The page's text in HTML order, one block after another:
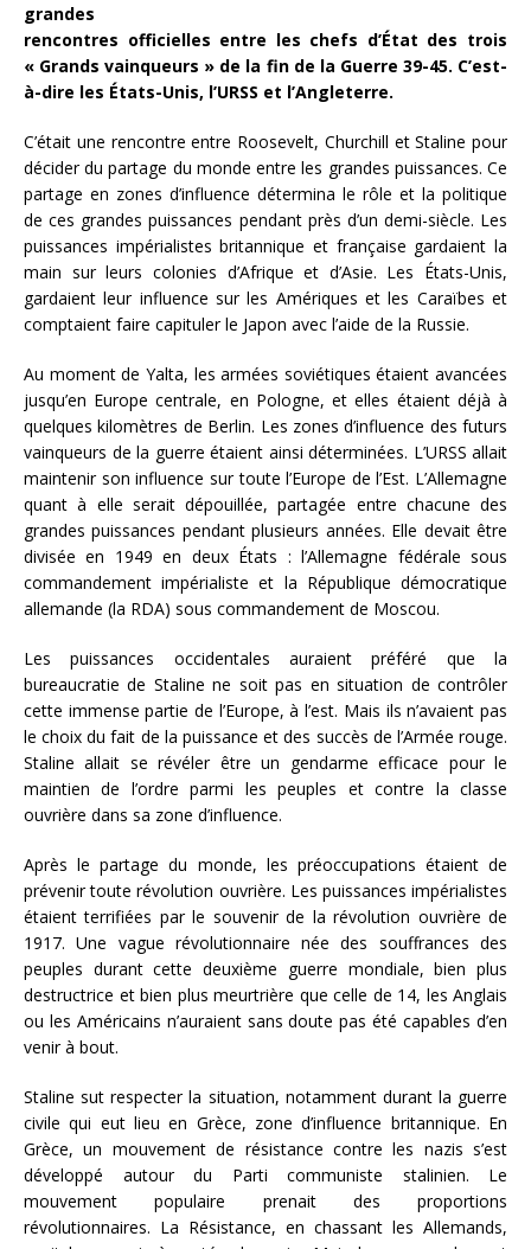
grandes
rencontres officielles entre les chefs d’État des trois
« Grands vainqueurs » de la fin de la Guerre 39-45. C’est-
à-dire les États-Unis, l’URSS et l’Angleterre.
C’était une rencontre entre Roosevelt, Churchill et Staline pour
décider du partage du monde entre les grandes puissances. Ce
partage en zones d’influence détermina le rôle et la politique
de ces grandes puissances pendant près d’un demi-siècle. Les
puissances impérialistes britannique et française gardaient la
main sur leurs colonies d’Afrique et d’Asie. Les États-Unis,
gardaient leur influence sur les Amériques et les Caraïbes et
comptaient faire capituler le Japon avec l’aide de la Russie.
Au moment de Yalta, les armées soviétiques étaient avancées
jusqu’en Europe centrale, en Pologne, et elles étaient déjà à
quelques kilomètres de Berlin. Les zones d’influence des futurs
vainqueurs de la guerre étaient ainsi déterminées. L’URSS allait
maintenir son influence sur toute l’Europe de l’Est. L’Allemagne
quant à elle serait dépouillée, partagée entre chacune des
grandes puissances pendant plusieurs années. Elle devait être
divisée en 1949 en deux États : l’Allemagne fédérale sous
commandement impérialiste et la République démocratique
allemande (la RDA) sous commandement de Moscou.
Les puissances occidentales auraient préféré que la
bureaucratie de Staline ne soit pas en situation de contrôler
cette immense partie de l’Europe, à l’est. Mais ils n’avaient pas
le choix du fait de la puissance et des succès de l’Armée rouge.
Staline allait se révéler être un gendarme efficace pour le
maintien de l’ordre parmi les peuples et contre la classe
ouvrière dans sa zone d’influence.
Après le partage du monde, les préoccupations étaient de
prévenir toute révolution ouvrière. Les puissances impérialistes
étaient terrifiées par le souvenir de la révolution ouvrière de
1917. Une vague révolutionnaire née des souffrances des
peuples durant cette deuxième guerre mondiale, bien plus
destructrice et bien plus meurtrière que celle de 14, les Anglais
ou les Américains n’auraient sans doute pas été capables d’en
venir à bout.
Staline sut respecter la situation, notamment durant la guerre
civile qui eut lieu en Grèce, zone d’influence britannique. En
Grèce, un mouvement de résistance contre les nazis s’est
développé autour du Parti communiste stalinien. Le
mouvement populaire prenait des proportions
révolutionnaires. La Résistance, en chassant les Allemands,